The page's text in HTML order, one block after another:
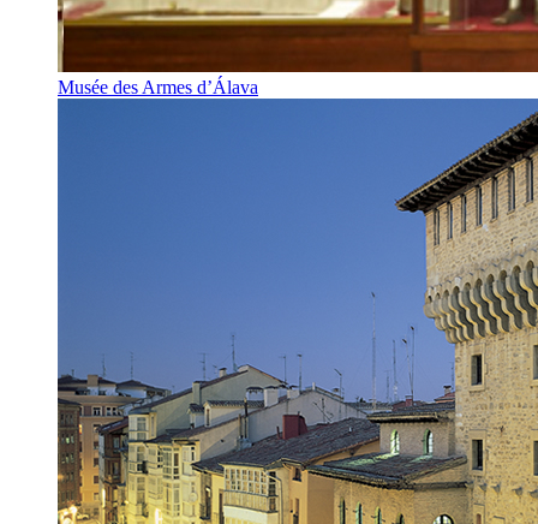
Musée des Armes d’Álava